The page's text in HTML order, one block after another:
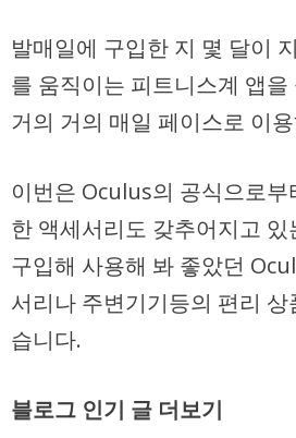
발매일에 구입한 지 몇 달이
를 움직이는 피트니스계 앱
거의 거의 매일 페이스로 이
이번은 Oculus의 공식으로
한 액세서리도 갖추어지고
구입해 사용해 봐 좋았던
서리나 주변기기등의 편리
습니다.
블로그 인기 글 더보기